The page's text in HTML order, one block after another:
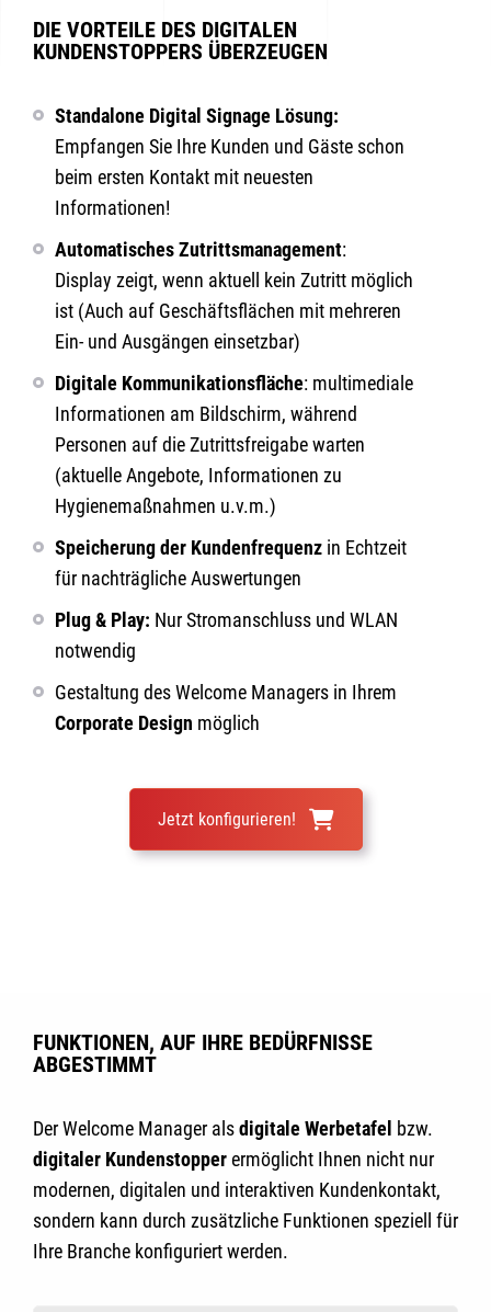
DIE VORTEILE DES DIGITALEN
KUNDENSTOPPERS ÜBERZEUGEN
Standalone Digital Signage Lösung:
Empfangen Sie Ihre Kunden und Gäste schon
beim ersten Kontakt mit neuesten
Informationen!
Automatisches Zutrittsmanagement:
Display zeigt, wenn aktuell kein Zutritt möglich
ist (Auch auf Geschäftsflächen mit mehreren
Ein- und Ausgängen einsetzbar)
Digitale Kommunikationsfläche: multimediale
Informationen am Bildschirm, während
Personen auf die Zutrittsfreigabe warten
(aktuelle Angebote, Informationen zu
Hygienemaßnahmen u.v.m.)
Speicherung der Kundenfrequenz in Echtzeit
für nachträgliche Auswertungen
Plug & Play: Nur Stromanschluss und WLAN
notwendig
Gestaltung des Welcome Managers in Ihrem
Corporate Design möglich
Jetzt konfigurieren!
FUNKTIONEN, AUF IHRE BEDÜRFNISSE
ABGESTIMMT
Der Welcome Manager alsdigitale Werbetafel bzw.
digitaler Kundenstopperermöglicht Ihnen nicht nur
modernen, digitalen und interaktiven Kundenkontakt,
sondern kann durch zusätzliche Funktionen speziell für
Ihre Branche konfiguriert werden.